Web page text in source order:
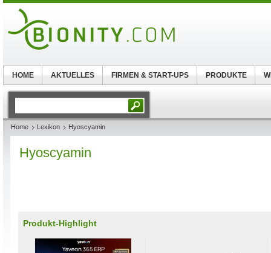
Home Lexikon Hyoscyamin
Hyoscyamin
Produkt-Highlight
HOME AKTUELLES FIRMEN & START-UPS PRODUKTE